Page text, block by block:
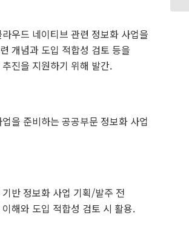
우드 네이티브 관련 정보화 사업을
개념과 도입 적합성 검토 등을
진을 지원하기 위해 발간.
을 준비하는 공공부문 정보화 사업
반 정보화 사업 기획/발주 전
해와 도입 적합성 검토 시 활용.